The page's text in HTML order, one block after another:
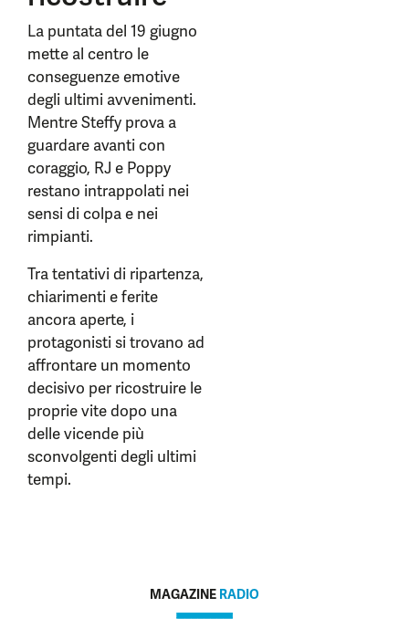
La puntata del 19 giugno
mette al centro le
conseguenze emotive
degli ultimi avvenimenti.
Mentre Steffy prova a
guardare avanti con
coraggio, RJ e Poppy
restano intrappolati nei
sensi di colpa e nei
rimpianti.
Tra tentativi di ripartenza,
chiarimenti e ferite
ancora aperte, i
protagonisti si trovano ad
affrontare un momento
decisivo per ricostruire le
proprie vite dopo una
delle vicende più
sconvolgenti degli ultimi
tempi.
MAGAZINE RADIO